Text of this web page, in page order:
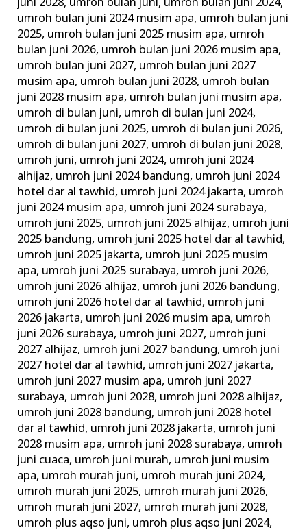
juni 2028, umroh bulan juni, umroh bulan juni 2024,
umroh bulan juni 2024 musim apa, umroh bulan juni
2025, umroh bulan juni 2025 musim apa, umroh
bulan juni 2026, umroh bulan juni 2026 musim apa,
umroh bulan juni 2027, umroh bulan juni 2027
musim apa, umroh bulan juni 2028, umroh bulan
juni 2028 musim apa, umroh bulan juni musim apa,
umroh di bulan juni, umroh di bulan juni 2024,
umroh di bulan juni 2025, umroh di bulan juni 2026,
umroh di bulan juni 2027, umroh di bulan juni 2028,
umroh juni, umroh juni 2024, umroh juni 2024
alhijaz, umroh juni 2024 bandung, umroh juni 2024
hotel dar al tawhid, umroh juni 2024 jakarta, umroh
juni 2024 musim apa, umroh juni 2024 surabaya,
umroh juni 2025, umroh juni 2025 alhijaz, umroh juni
2025 bandung, umroh juni 2025 hotel dar al tawhid,
umroh juni 2025 jakarta, umroh juni 2025 musim
apa, umroh juni 2025 surabaya, umroh juni 2026,
umroh juni 2026 alhijaz, umroh juni 2026 bandung,
umroh juni 2026 hotel dar al tawhid, umroh juni
2026 jakarta, umroh juni 2026 musim apa, umroh
juni 2026 surabaya, umroh juni 2027, umroh juni
2027 alhijaz, umroh juni 2027 bandung, umroh juni
2027 hotel dar al tawhid, umroh juni 2027 jakarta,
umroh juni 2027 musim apa, umroh juni 2027
surabaya, umroh juni 2028, umroh juni 2028 alhijaz,
umroh juni 2028 bandung, umroh juni 2028 hotel
dar al tawhid, umroh juni 2028 jakarta, umroh juni
2028 musim apa, umroh juni 2028 surabaya, umroh
juni cuaca, umroh juni murah, umroh juni musim
apa, umroh murah juni, umroh murah juni 2024,
umroh murah juni 2025, umroh murah juni 2026,
umroh murah juni 2027, umroh murah juni 2028,
umroh plus aqso juni, umroh plus aqso juni 2024,